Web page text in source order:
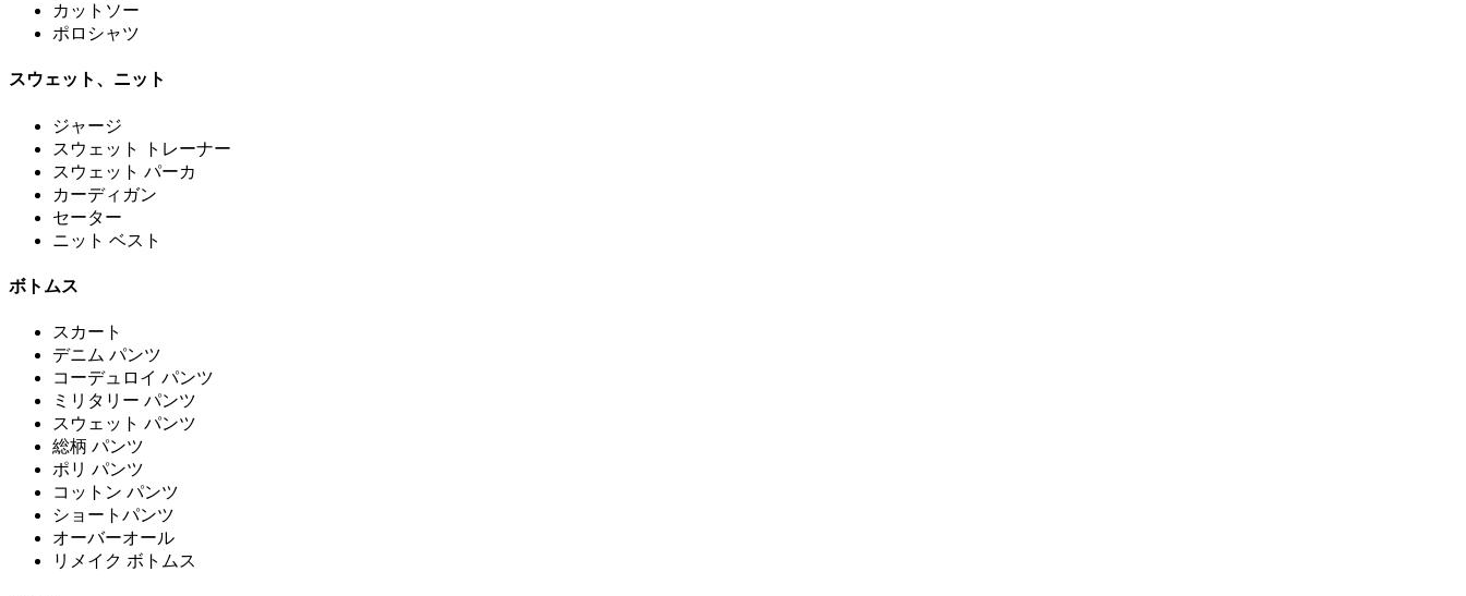
カットソー
ポロシャツ
スウェット、ニット
ジャージ
スウェット トレーナー
スウェット パーカ
カーディガン
セーター
ニット ベスト
ボトムス
スカート
デニム パンツ
コーデュロイ パンツ
ミリタリー パンツ
スウェット パンツ
総柄 パンツ
ポリ パンツ
コットン パンツ
ショートパンツ
オーバーオール
リメイク ボトムス